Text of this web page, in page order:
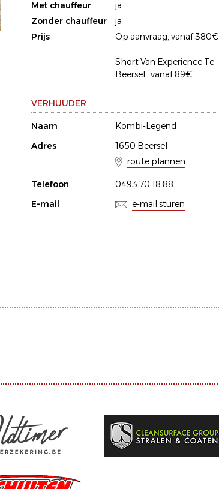
Met chauffeur
ja
Zonder chauffeur
ja
Prijs
Op aanvraag, vanaf 380€
Short Van Experience Te
Beersel : vanaf 89€
VERHUUDER
Naam
Kombi-Legend
Adres
1650 Beersel
route plannen
Telefoon
0493 70 18 88
E-mail
e-mail sturen